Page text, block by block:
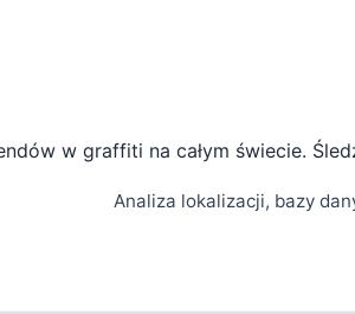
w graffiti na całym świecie.
Analiza lokalizacji, bazy